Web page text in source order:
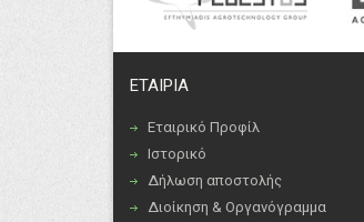
ΕΤΑΙΡΙΑ
Εταιρικό Προφίλ
Ιστορικό
Δήλωση αποστολής
Διοίκηση & Οργανόγραμμα